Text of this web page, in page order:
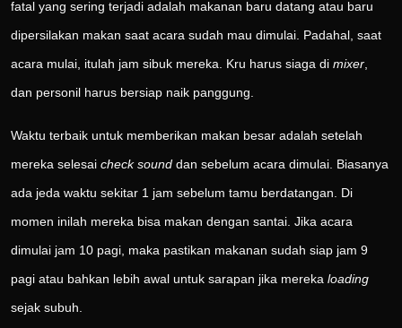
fatal yang sering terjadi adalah makanan baru datang atau baru
dipersilakan makan saat acara sudah mau dimulai. Padahal, saat
acara mulai, itulah jam sibuk mereka. Kru harus siaga di mixer
dan personil harus bersiap naik panggung.
Waktu terbaik untuk memberikan makan besar adalah setelah
mereka selesai check sound dan sebelum acara dimulai. Biasanya
ada jeda waktu sekitar 1 jam sebelum tamu berdatangan. Di
momen inilah mereka bisa makan dengan santai. Jika acara
dimulai jam 10 pagi, maka pastikan makanan sudah siap jam 9
pagi atau bahkan lebih awal untuk sarapan jika mereka loading
sejak subuh.